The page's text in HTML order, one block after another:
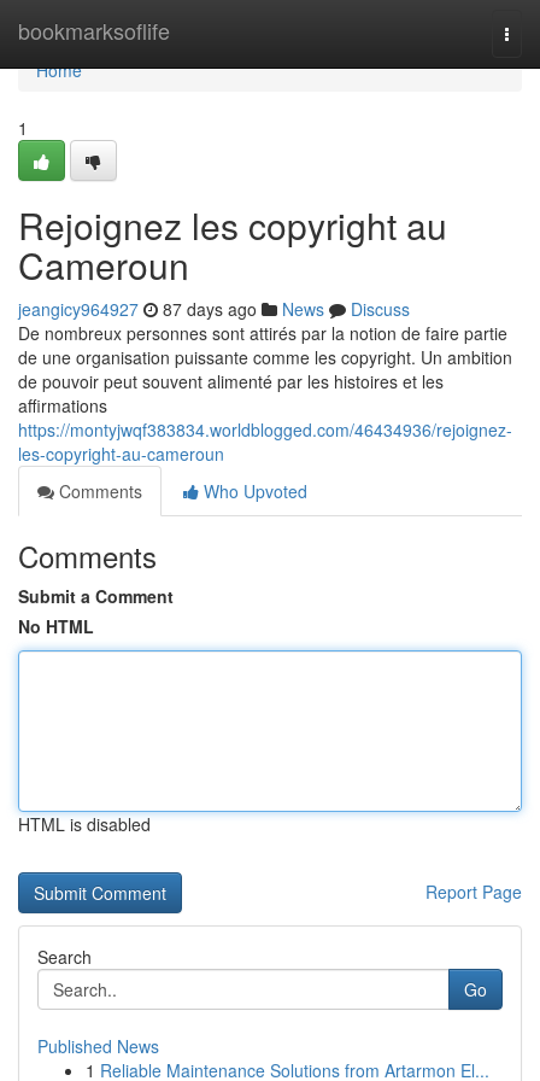
bookmarksoflife
Home
Home
1
Rejoignez les copyright au
Cameroun
jeangicy964927 87 days ago News
Discuss
De nombreux personnes sont attirés par la notion de faire partie
de une organisation puissante comme les copyright. Un ambition
de pouvoir peut souvent alimenté par les histoires et les
affirmations
https://montyjwqf383834.worldblogged.com/46434936/rejoignez-
les-copyright-au-cameroun
Comments
Who Upvoted
Comments
Submit a Comment
No HTML
HTML is disabled
Report Page
Search
Go
Published News
1 Reliable Maintenance Solutions from Artarmon El...